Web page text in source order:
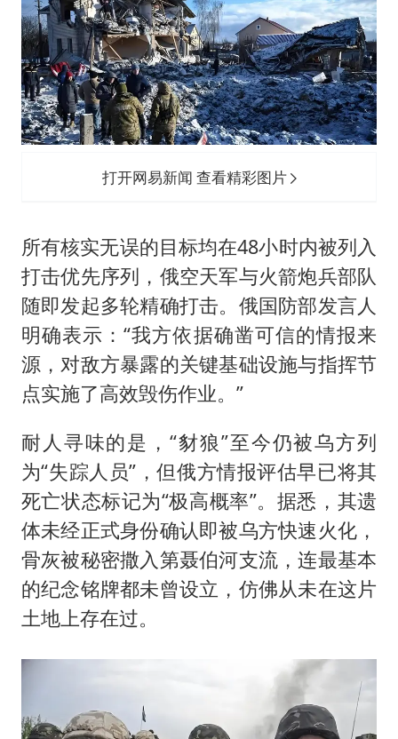
打开网易新闻 查看精彩图片
所有核实无误的目标均在48小时内被列入
打击优先序列，俄空天军与火箭炮兵部队
随即发起多轮精确打击。俄国防部发言人
明确表示：“我方依据确凿可信的情报来
源，对敌方暴露的关键基础设施与指挥节
点实施了高效毁伤作业。”
耐人寻味的是，“豺狼”至今仍被乌方列
为“失踪人员”，但俄方情报评估早已将其
死亡状态标记为“极高概率”。据悉，其遗
体未经正式身份确认即被乌方快速火化，
骨灰被秘密撒入第聂伯河支流，连最基本
的纪念铭牌都未曾设立，仿佛从未在这片
土地上存在过。